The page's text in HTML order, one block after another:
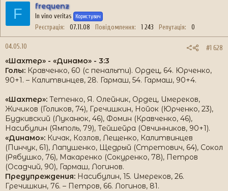
F frequenz
In vino veritas Користувач
Реєстрація 07.11.08 Повідомлення 1 243 Репутація 0
04.05.10 #1 628
«Шахтер» - «Динамо» - 3:3
Голы: Кравченко, 60 (с пенальти). Ордец, 64. Юрченко,
90+1. – Калитвинцев, 28. Гармаш, 54. Гармаш, 90+4.
«Шахтер»: Тетенко, Я. Олейник, Ордец, Имереков,
Жичиков (Голиков, 74), Гречишкин, Нойок (Юрченко, 23),
Будкивский (Луканюк, 46), Фомин (Кравченко, 46),
Насибулин (Ямполь, 79), Тейшейра (Овчинников, 90+1).
«Динамо»: Кичак, Козлов, Лещенко, Калитвинцев
(Пинчук, 61), Лапушенко, Щедрый (Стретович, 64), Сокол
(Рябушко, 76), Макаренко (Сокуренко, 78), Петров
(Осадчий, 90), Гармаш, Логинов.
Предупреждения: Насибулин, 15. Имереков, 26.
Гречишкин, 76. – Петров, 66. Логинов, 81.